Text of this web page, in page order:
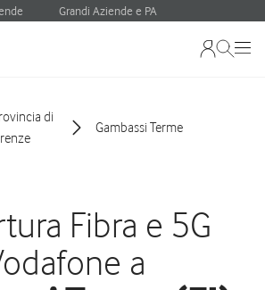
Grandi Aziende e PA
di
Gambassi Terme
Fibra e 5G
a